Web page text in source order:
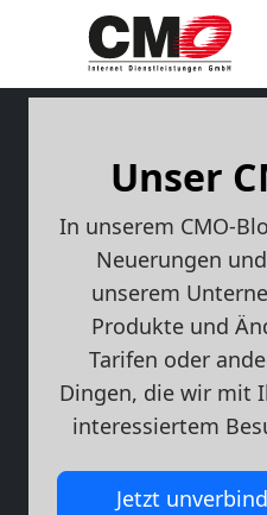
Unser
In unserem CMO-
Neuerungen
unserem
Produkte und
Tarifen oder
Dingen, die wir mit
interessiertem
Jetzt